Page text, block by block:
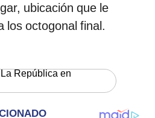
ubicación que le
los octogonal final.
República en